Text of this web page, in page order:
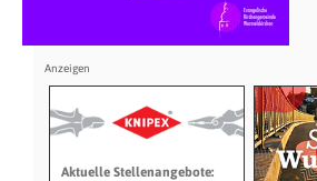
Aktuelle Stellenangebote: